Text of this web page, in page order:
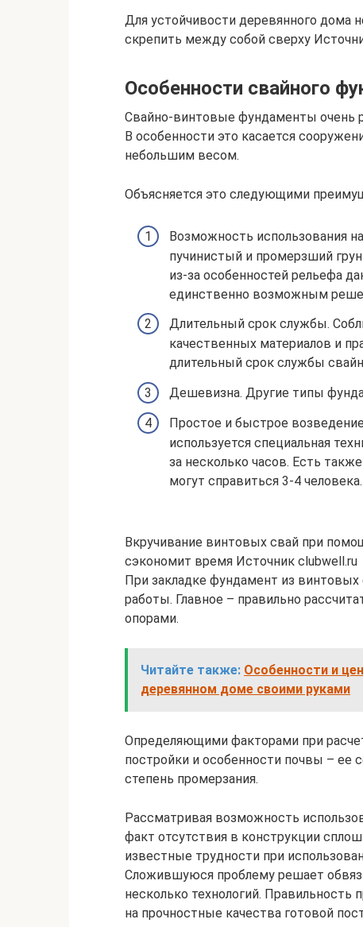
Для устойчивости деревянного дома
скрепить между собой сверху
Особенности свайного
Свайно-винтовые фундаменты очень
В особенности это касается
небольшим весом.
Объясняется это следующими
Возможность использования
пучинистый и промерзший
из-за особенностей рельефа
единственно возможным
Длительный срок службы.
качественных материалов и
длительный срок службы
Дешевизна. Другие типы
Простое и быстрое
используется специальная
за несколько часов. Есть
могут справиться 3-4 человека.
Вкручивание винтовых свай при
сэкономит время Источник clubwell.ru
При закладке фундамент из
работы. Главное – правильно
опорами.
Читайте также: Особенности и
деревянном доме своими руками
Определяющими факторами при
постройки и особенности почвы – ее
степень промерзания.
Рассматривая возможность
факт отсутствия в конструкции
известные трудности при
Сложившуюся проблему решает
несколько технологий.
на прочностные качества готовой